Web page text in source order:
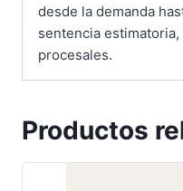
desde la demanda
sentencia
procesales.
Productos